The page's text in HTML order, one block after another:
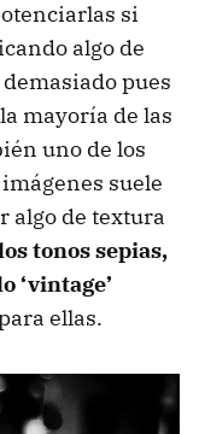
si
algo de
pues
mayoría de las
uno de los
suele
algo de textura
tonos sepias,
‘vintage’
ellas.